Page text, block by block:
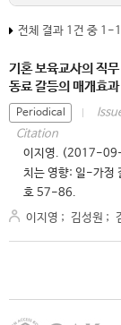
전체 결과 1건 중 1-
기혼 보육교사의 직
동료 갈등의 매개효과
Periodical
Citation
이지영. (2017-09-
치는 영향: 일-가정
호 57-86.
이지영 ; 김성원 ;